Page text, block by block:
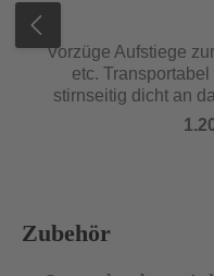
Vorzüge Aufstiege
etc.
stirnseitig dicht an
Belastung bis 500 kg
Wangenenden mit
Podest Mit Stützteilschuhen Maße
Anfrage ist eine
Produktgalerie
Zubehör